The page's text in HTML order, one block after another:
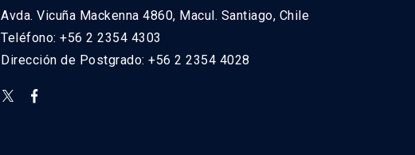
Avda. Vicuña Mackenna 4860, Macul. Santiago, Chile
Teléfono: +56 2 2354 4303
Dirección de Postgrado: +56 2 2354 4028